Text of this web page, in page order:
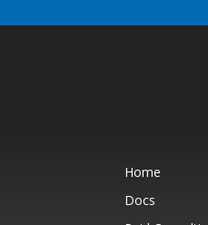
Home
Docs